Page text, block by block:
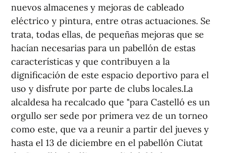
nuevos almacenes y mejoras de cableado
eléctrico y pintura, entre otras actuaciones. Se
trata, todas ellas, de pequeñas mejoras que se
hacían necesarias para un pabellón de estas
características y que contribuyen a la
dignificación de este espacio deportivo para el
uso y disfrute por parte de clubs locales.La
alcaldesa ha recalcado que "para Castelló es un
orgullo ser sede por primera vez de un torneo
como este, que va a reunir a partir del jueves y
hasta el 13 de diciembre en el pabellón Ciutat